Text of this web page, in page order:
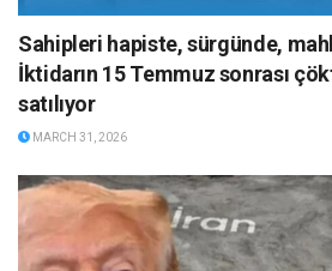
Sahipleri hapiste, sürgünde,
İktidarın 15 Temmuz sonrası
satılıyor
MARCH 31, 2026